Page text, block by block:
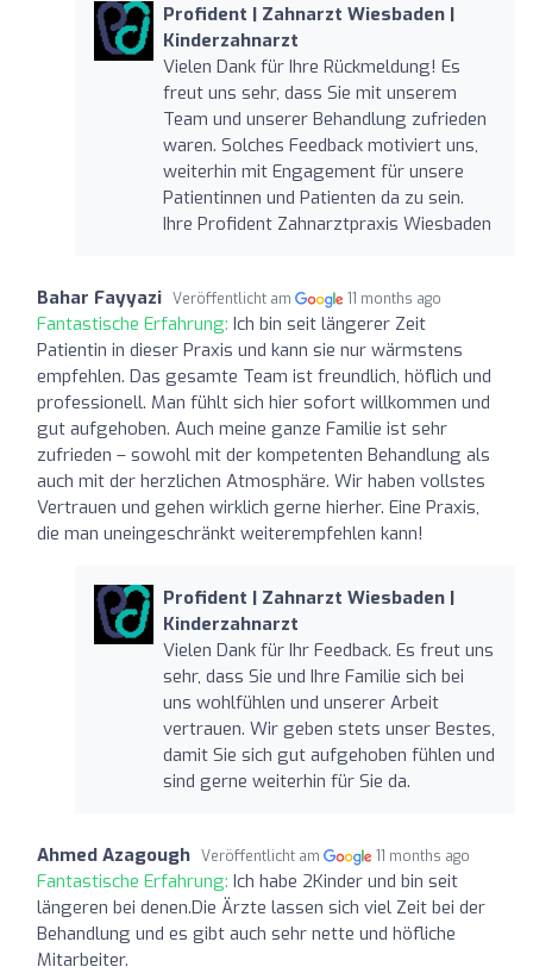
Profident | Zahnarzt Wiesbaden |
Kinderzahnarzt
Vielen Dank für Ihre Rückmeldung! Es
freut uns sehr, dass Sie mit unserem
Team und unserer Behandlung zufrieden
waren. Solches Feedback motiviert uns,
weiterhin mit Engagement für unsere
Patientinnen und Patienten da zu sein.
Ihre Profident Zahnarztpraxis Wiesbaden
Bahar Fayyazi Veröffentlicht am 11 months ago
Fantastische Erfahrung: Ich bin seit längerer Zeit
Patientin in dieser Praxis und kann sie nur wärmstens
empfehlen. Das gesamte Team ist freundlich, höflich und
professionell. Man fühlt sich hier sofort willkommen und
gut aufgehoben. Auch meine ganze Familie ist sehr
zufrieden – sowohl mit der kompetenten Behandlung als
auch mit der herzlichen Atmosphäre. Wir haben vollstes
Vertrauen und gehen wirklich gerne hierher. Eine Praxis,
die man uneingeschränkt weiterempfehlen kann!
Profident | Zahnarzt Wiesbaden |
Kinderzahnarzt
Vielen Dank für Ihr Feedback. Es freut uns
sehr, dass Sie und Ihre Familie sich bei
uns wohlfühlen und unserer Arbeit
vertrauen. Wir geben stets unser Bestes,
damit Sie sich gut aufgehoben fühlen und
sind gerne weiterhin für Sie da.
Ahmed Azagough Veröffentlicht am 11 months ago
Fantastische Erfahrung: Ich habe 2Kinder und bin seit
längeren bei denen.Die Ärzte lassen sich viel Zeit bei der
Behandlung und es gibt auch sehr nette und höfliche
Mitarbeiter.